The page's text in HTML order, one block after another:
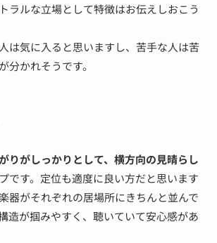
ラルな立場として特徴はお伝えしおこう
は気に入ると思いますし、苦手な人は苦
分かれそうです。
りがしっかりとして、横方向の見晴らし
です。定位も適度に良い方だと思います
器がそれぞれの居場所にきちんと並んで
造が掴みやすく、聴いていて安心感があ